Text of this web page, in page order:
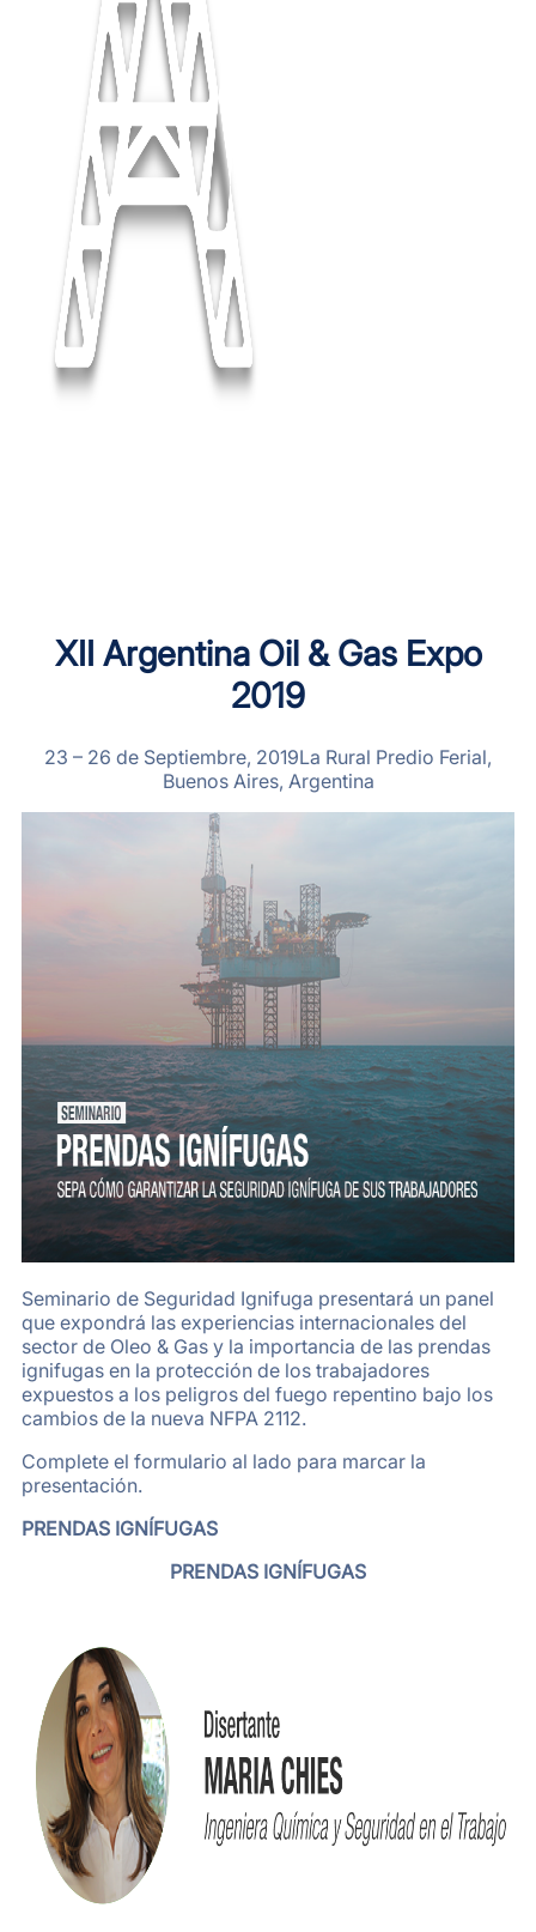
XII Argentina Oil & Gas Expo
2019
23 – 26 de Septiembre, 2019La Rural Predio Ferial,
Buenos Aires, Argentina
Seminario de Seguridad Ignifuga presentará un panel
que expondrá las experiencias internacionales del
sector de Oleo & Gas y la importancia de las prendas
ignifugas en la protección de los trabajadores
expuestos a los peligros del fuego repentino bajo los
cambios de la nueva NFPA 2112.
Complete el formulario al lado para marcar la
presentación.
PRENDAS IGNÍFUGAS
PRENDAS IGNÍFUGAS